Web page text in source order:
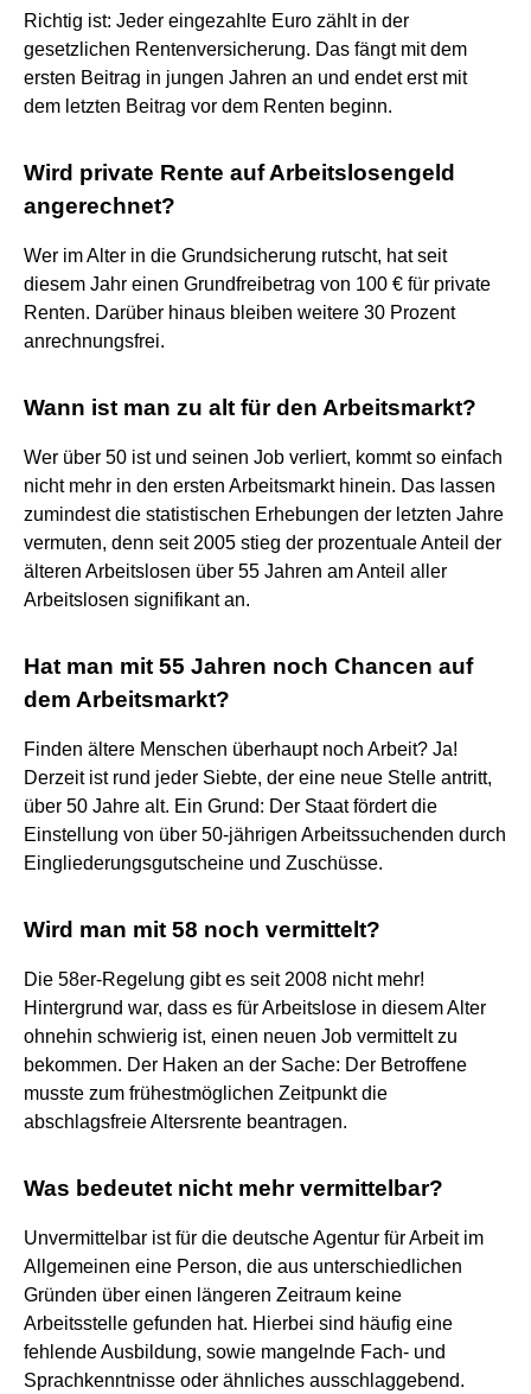
Richtig ist: Jeder eingezahlte Euro zählt in der
gesetzlichen Rentenversicherung. Das fängt mit dem
ersten Beitrag in jungen Jahren an und endet erst mit
dem letzten Beitrag vor dem Renten beginn.
Wird private Rente auf Arbeitslosengeld
angerechnet?
Wer im Alter in die Grundsicherung rutscht, hat seit
diesem Jahr einen Grundfreibetrag von 100 € für private
Renten. Darüber hinaus bleiben weitere 30 Prozent
anrechnungsfrei.
Wann ist man zu alt für den Arbeitsmarkt?
Wer über 50 ist und seinen Job verliert, kommt so einfach
nicht mehr in den ersten Arbeitsmarkt hinein. Das lassen
zumindest die statistischen Erhebungen der letzten Jahre
vermuten, denn seit 2005 stieg der prozentuale Anteil der
älteren Arbeitslosen über 55 Jahren am Anteil aller
Arbeitslosen signifikant an.
Hat man mit 55 Jahren noch Chancen auf
dem Arbeitsmarkt?
Finden ältere Menschen überhaupt noch Arbeit? Ja!
Derzeit ist rund jeder Siebte, der eine neue Stelle antritt,
über 50 Jahre alt. Ein Grund: Der Staat fördert die
Einstellung von über 50-jährigen Arbeitssuchenden durch
Eingliederungsgutscheine und Zuschüsse.
Wird man mit 58 noch vermittelt?
Die 58er-Regelung gibt es seit 2008 nicht mehr!
Hintergrund war, dass es für Arbeitslose in diesem Alter
ohnehin schwierig ist, einen neuen Job vermittelt zu
bekommen. Der Haken an der Sache: Der Betroffene
musste zum frühestmöglichen Zeitpunkt die
abschlagsfreie Altersrente beantragen.
Was bedeutet nicht mehr vermittelbar?
Unvermittelbar ist für die deutsche Agentur für Arbeit im
Allgemeinen eine Person, die aus unterschiedlichen
Gründen über einen längeren Zeitraum keine
Arbeitsstelle gefunden hat. Hierbei sind häufig eine
fehlende Ausbildung, sowie mangelnde Fach- und
Sprachkenntnisse oder ähnliches ausschlaggebend.